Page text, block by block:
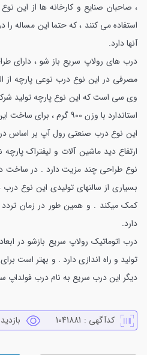
، صاحبان صنایع و کارخانه ها از این
استفاده می کنند ، که حتما این مساله
آنها دارد.
درب های رولاپ سریع باز شو ، دارای
مصرفی در این نوع درب نوعی پارچه از
وی سی است که این نوع پارچه تولید
استاندارد با وزن 900
این نوع درب صنعتی رول آپ بر اساس
ارتفاع دید ماشین آلات و لیفتراک
نوع طراحی چند مزیت دارد . در ساخت
بسیاری از سالنهای تولیدی این نوع درب
کمک میکند . و همین طور در زمان تردد
دارد.
تولید و راه اندازی دارد . و بهتر است
دیگر این درب سریع به نام درب فولداپ
کدآگهی : 1041881